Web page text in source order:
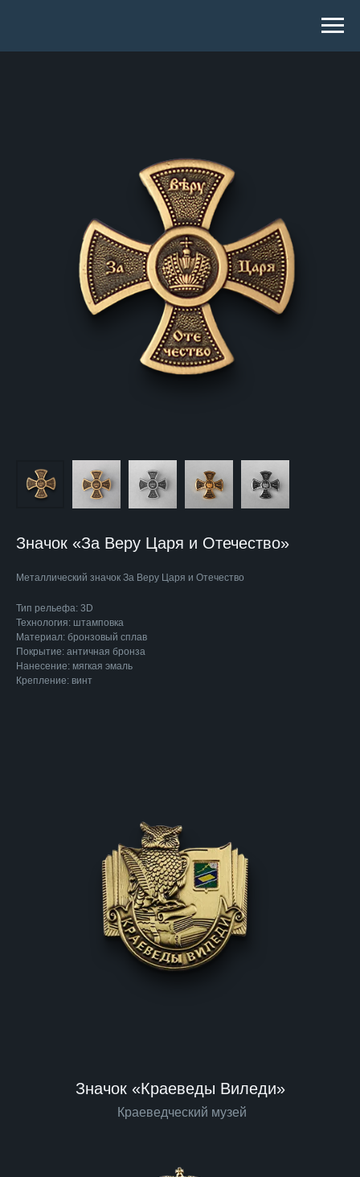
Значок «За Веру Царя и Отечество»
Металлический значок За Веру Царя и Отечество
Тип рельефа: 3D
Технология: штамповка
Материал: бронзовый сплав
Покрытие: античная бронза
Нанесение: мягкая эмаль
Крепление: винт
Значок «Краеведы Виледи»
Краеведческий музей